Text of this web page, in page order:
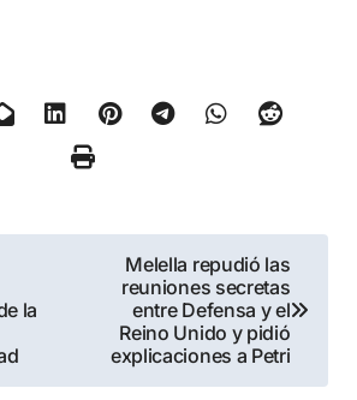
la
Melella repudió las
reuniones secretas
entre Defensa y el
Reino Unido y pidió
explicaciones a Petri